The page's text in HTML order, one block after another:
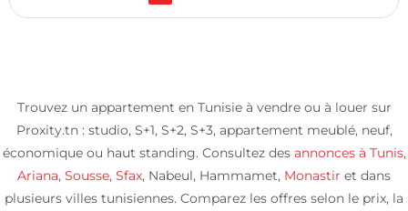
Trouvez un appartement en Tunisie à vendre ou à louer sur
Proxity.tn : studio, S+1, S+2, S+3, appartement meublé, neuf,
économique ou haut standing. Consultez desannonces à Tunis,
Ariana, Sousse, Sfax, Nabeul, Hammamet, Monastir et dans
plusieurs villes tunisiennes. Comparez les offres selon le prix, la